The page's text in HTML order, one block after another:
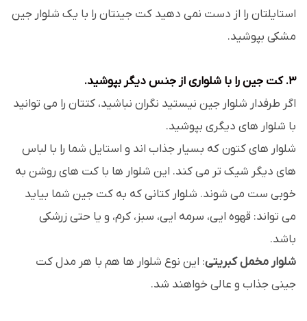
استایلتان را از دست نمی دهید کت جینتان را با یک شلوار جین
مشکی بپوشید.
3. کت جین را با شلواری از جنس دیگر بپوشید.
اگر طرفدار شلوار جین نیستید نگران نباشید، کتتان را می توانید
با شلوار های دیگری بپوشید.
شلوار های کتون که بسیار جذاب اند و استایل شما را با لباس
های دیگر شیک تر می کند. این شلوار ها با کت های روشن به
خوبی ست می شوند. شلوار کتانی که به کت جین شما بیاید
می تواند: قهوه ایی، سرمه ایی، سبز، کرم، و یا حتی زرشکی
باشد.
شلوار مخمل کبریتی: این نوع شلوار ها هم با هر مدل کت
جینی جذاب و عالی خواهند شد.